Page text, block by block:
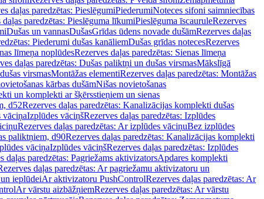
daļas paredzētas: PieslēgumiPiederumiNoteces sifoni saimniecības
daļas paredzētas: Pieslēguma līkumiPieslēguma īscauruleRezerves
Dušas un vannasDušasGrīdas ūdens novade dušāmRezerves daļas
Piederumi dušas kanāliemDušas grīdas notecesRezerves
līmeņa noplūdesRezerves daļas paredzētas: Sienas līmeņa
daļas paredzētas: Dušas paliktņi un dušas virsmasMākslīgā
virsmasMontāžas elementiRezerves daļas paredzētas: Montāžas
kārbas dušāmNišas novietošanas
un komplekti ar šķērsstieņiem un sienas
d52Rezerves daļas paredzētas: Kanalizācijas komplekti dušas
vāciņaIzplūdes vāciņšRezerves daļas paredzētas: Izplūdes
Rezerves daļas paredzētas: Ar izplūdes vāciņuBez izplūdes
paliktņiem, d90Rezerves daļas paredzētas: Kanalizācijas komplekti
vāciņaIzplūdes vāciņšRezerves daļas paredzētas: Izplūdes
daļas paredzētas: Pagriežams aktivizatorsApdares komplekti
daļas paredzētas: Ar pagriežamu aktivizatoru un
ieplūdeiAr aktivizatoru PushControlRezerves daļas paredzētas: Ar
Ar vārstu aizbāžņiemRezerves daļas paredzētas: Ar vārstu